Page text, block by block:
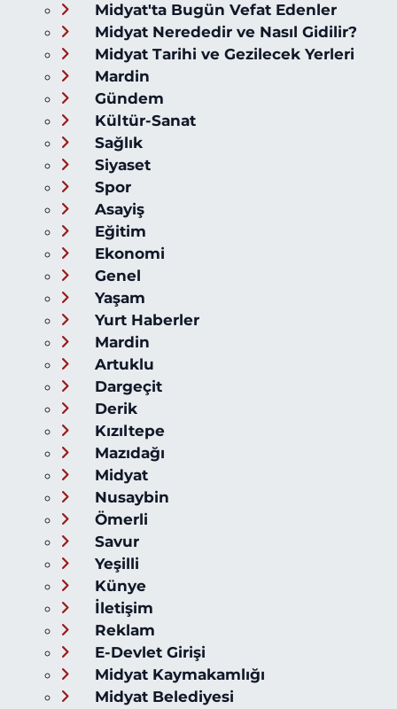
Midyat'ta Bugün Vefat Edenler
Midyat Nerededir ve Nasıl Gidilir?
Midyat Tarihi ve Gezilecek Yerleri
Mardin
Gündem
Kültür-Sanat
Sağlık
Siyaset
Spor
Asayiş
Eğitim
Ekonomi
Genel
Yaşam
Yurt Haberler
Mardin
Artuklu
Dargeçit
Derik
Kızıltepe
Mazıdağı
Midyat
Nusaybin
Ömerli
Savur
Yeşilli
Künye
İletişim
Reklam
E-Devlet Girişi
Midyat Kaymakamlığı
Midyat Belediyesi